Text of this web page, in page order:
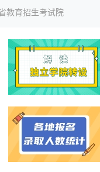
教育招生考试院